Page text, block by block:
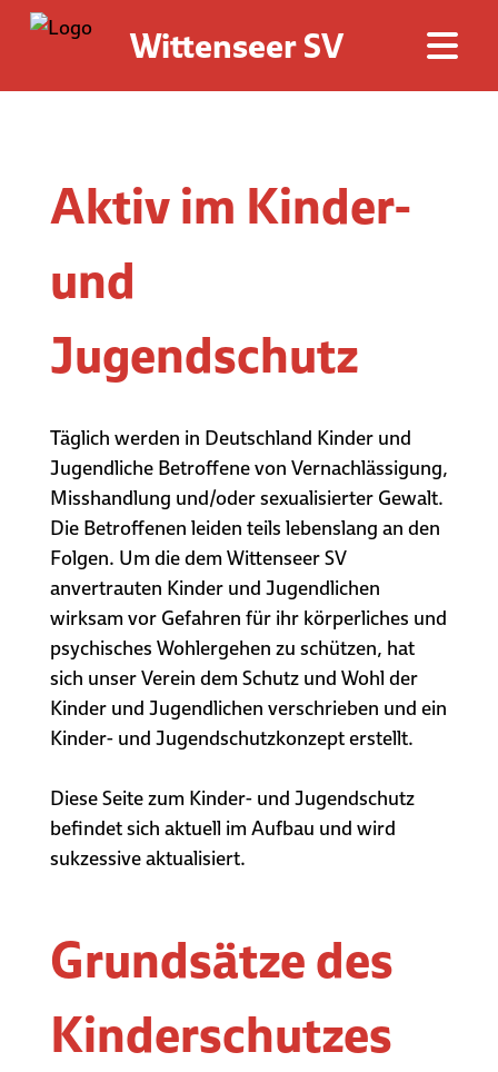
Wittenseer SV
Aktiv im Kinder-
und
Jugendschutz
Täglich werden in Deutschland Kinder und
Jugendliche Betroffene von Vernachlässigung,
Misshandlung und/oder sexualisierter Gewalt.
Die Betroffenen leiden teils lebenslang an den
Folgen. Um die dem Wittenseer SV
anvertrauten Kinder und Jugendlichen
wirksam vor Gefahren für ihr körperliches und
psychisches Wohlergehen zu schützen, hat
sich unser Verein dem Schutz und Wohl der
Kinder und Jugendlichen verschrieben und ein
Kinder- und Jugendschutzkonzept erstellt.
Diese Seite zum Kinder- und Jugendschutz
befindet sich aktuell im Aufbau und wird
sukzessive aktualisiert.
Grundsätze des
Kinderschutzes